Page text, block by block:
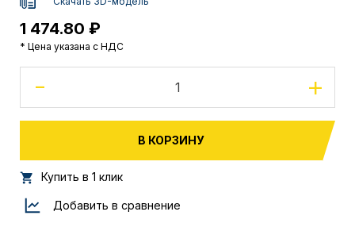
1 474.80 ₽
* Цена указана с НДС
- +
В КОРЗИНУ
Купить в 1 клик
Добавить в сравнение